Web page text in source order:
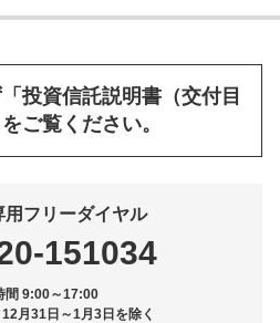
投資信託説明書（交付目
ご覧ください。
用フリーダイヤル
151034
間 9:00～17:00
月31日～1月3日を除く